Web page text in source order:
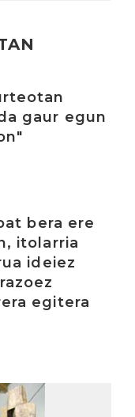
gaur egun
bera ere
itolarria
ideiez
egitera